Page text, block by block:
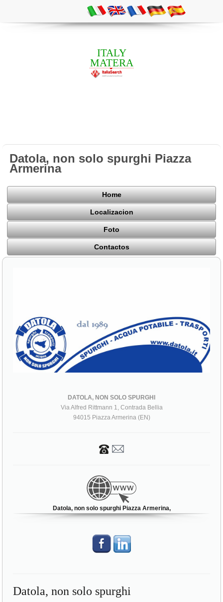
ITALY
MATERA
Datola, non solo spurghi Piazza
Armerina
Home
Localizacion
Foto
Contactos
DATOLA, NON SOLO SPURGHI
Via Alfred Rittmann 1, Contrada Bellia
94015 Piazza Armerina (EN)
Datola, non solo spurghi Piazza Armerina,
Datola, non solo spurghi